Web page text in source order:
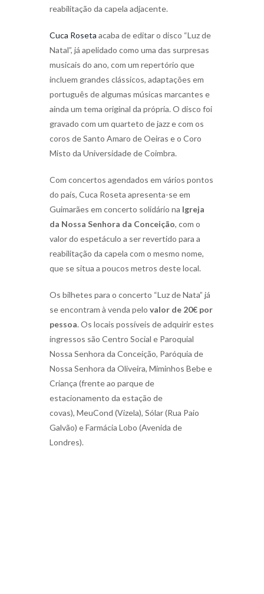
reabilitação da capela adjacente.
Cuca Roseta acaba de editar o disco “Luz de
Natal”, já apelidado como uma das surpresas
musicais do ano, com um repertório que
incluem grandes clássicos, adaptações em
português de algumas músicas marcantes e
ainda um tema original da própria. O disco foi
gravado com um quarteto de jazz e com os
coros de Santo Amaro de Oeiras e o Coro
Misto da Universidade de Coimbra.
Com concertos agendados em vários pontos
do país, Cuca Roseta apresenta-se em
Guimarães em concerto solidário na Igreja
da Nossa Senhora da Conceição, com o
valor do espetáculo a ser revertido para a
reabilitação da capela com o mesmo nome,
que se situa a poucos metros deste local.
Os bilhetes para o concerto “Luz de Nata” já
se encontram à venda pelo valor de 20€ por
pessoa. Os locais possíveis de adquirir estes
ingressos são Centro Social e Paroquial
Nossa Senhora da Conceição, Paróquia de
Nossa Senhora da Oliveira, Miminhos Bebe e
Criança (frente ao parque de
estacionamento da estação de
covas), MeuCond (Vizela), Sólar (Rua Paio
Galvão) e Farmácia Lobo (Avenida de
Londres).